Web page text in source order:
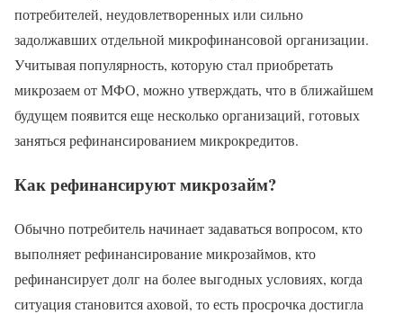
потребителей, неудовлетворенных или сильно
задолжавших отдельной микрофинансовой организации.
Учитывая популярность, которую стал приобретать
микрозаем от МФО, можно утверждать, что в ближайшем
будущем появится еще несколько организаций, готовых
заняться рефинансированием микрокредитов.
Как рефинансируют микрозайм?
Обычно потребитель начинает задаваться вопросом, кто
выполняет рефинансирование микрозаймов, кто
рефинансирует долг на более выгодных условиях, когда
ситуация становится аховой, то есть просрочка достигла